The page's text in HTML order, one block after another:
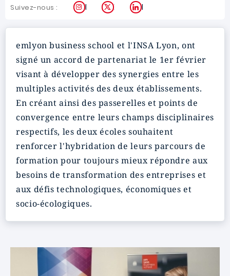
Suivez-nous : Instagram
X LinkedIn
emlyon business school et l'INSA Lyon, ont
signé un accord de partenariat le 1er février
visant à développer des synergies entre les
multiples activités des deux établissements.
En créant ainsi des passerelles et points de
convergence entre leurs champs disciplinaires
respectifs, les deux écoles souhaitent
renforcer l'hybridation de leurs parcours de
formation pour toujours mieux répondre aux
besoins detransformation des entreprises et
aux défis technologiques, économiques et
socio-écologiques.